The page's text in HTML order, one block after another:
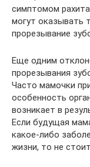
симптомом
могут оказывать
прорезывание
Еще одним
прорезывания
Часто мамочки
особенность
возникает в
Если будущая
какое-либо
жизни, то не